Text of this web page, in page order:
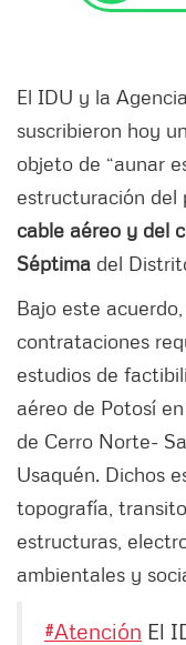
El IDU y la
suscribieron hoy
objeto de “aunar
estructuración del
cable aéreo y del
Séptima del
Bajo este
contrataciones
estudios de
aéreo de Potosí
de Cerro Norte-
Usaquén. Dichos
topografía,
estructuras,
ambientales y
#Atención El